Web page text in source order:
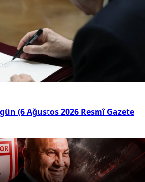
(6 Ağustos 2026 Resmî Gazete